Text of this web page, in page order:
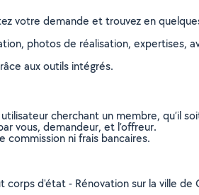
votre demande et trouvez en
photos de réalisation, expertises,
aux outils intégrés.
cherchant un membre, qu’il
vous, demandeur, et l’offreur.
commission ni frais bancaires.
d'état - Rénovation sur la ville de